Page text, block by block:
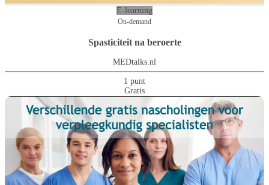
E-learning
On-demand
Spasticiteit na beroerte
MEDtalks.nl
1 punt
Gratis